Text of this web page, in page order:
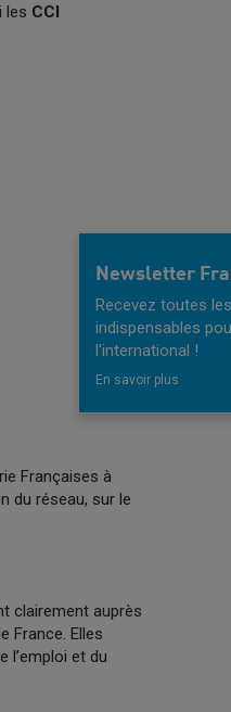
les CCI
Françaises à
du réseau, sur le
clairement auprès
France. Elles
l’emploi et du
Newsletter
Recevez toutes
indispensables
l'international !
En savoir plus